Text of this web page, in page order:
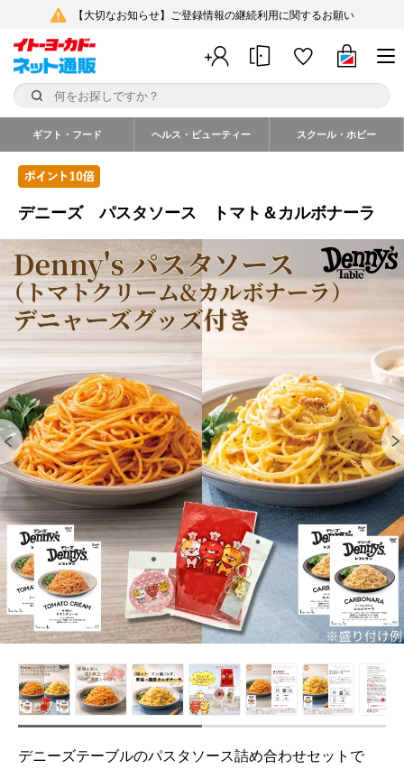
【大切なお知らせ】ご登録情報の継続利用に関するお願い
ギフト・フード ヘルス・ビューティー スクール・ホビー
デニーズ パスタソース トマト＆カルボナーラ
デニーズテーブルのパスタソース詰め合わせセットで